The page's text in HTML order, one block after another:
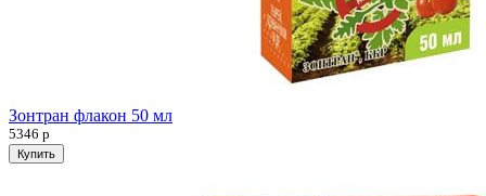
Зонтран флакон 50 мл
5346 р